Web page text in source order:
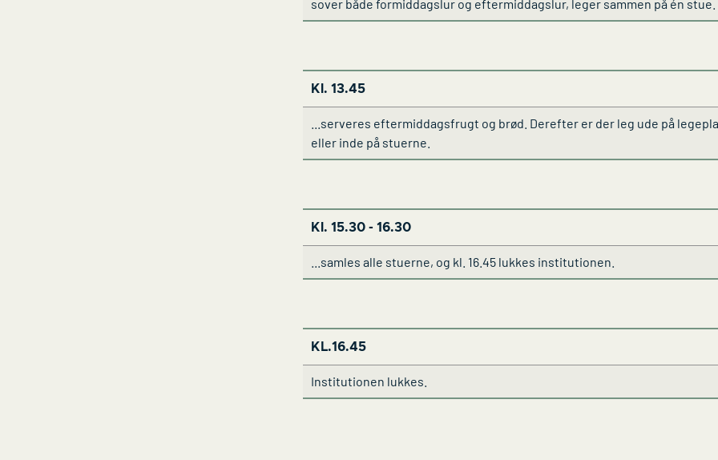
sover både formiddagslur og eftermiddagslur, leger sammen på én stue.
Kl. 13.45
...serveres eftermiddagsfrugt og brød. Derefter er der leg ude på
eller inde på stuerne.
Kl. 15.30 - 16.30
...samles alle stuerne, og kl. 16.45 lukkes institutionen.
KL.16.45
Institutionen lukkes.